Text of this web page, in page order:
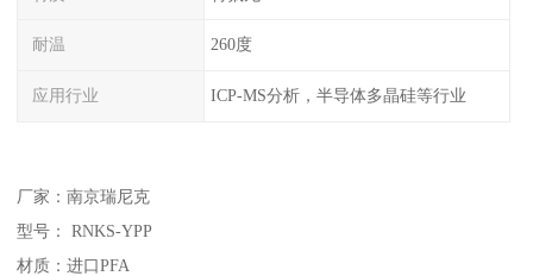
耐温 260度
应用行业 ICP-MS分析，半导体多晶硅等行业
厂家：南京瑞尼克
型号： RNKS-YPP
材质：进口PFA